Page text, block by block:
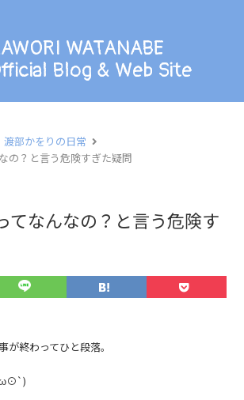
WATANABE
Blog & Web Site
& Web Site
BLOG
SCHEDULE
PROFILE
CONTACT
渡部かをりの日常
の？と言う危険すぎた疑問
てなんなの？と言う危険す
が終わってひと段落。